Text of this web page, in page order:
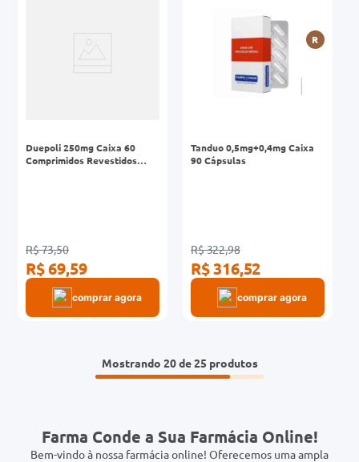
Duepoli 250mg Caixa 60
Comprimidos Revestidos
R$ 73,50
R$ 69,59
comprar agora
R
Tanduo 0,5mg+0,4mg Caixa
90 Cápsulas
R$ 322,98
R$ 316,52
comprar agora
Mostrando 20 de 25
Farma Conde a Sua Farmácia Online!
Bem-vindo à nossa farmácia online! Oferecemos uma ampla